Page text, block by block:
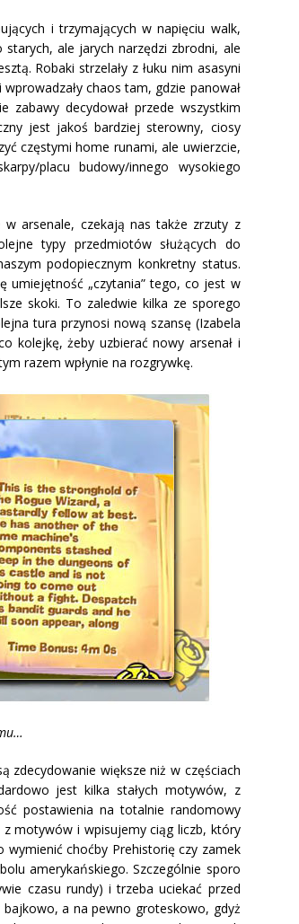
i trzymających w napięciu walk,
ale jarych narzędzi zbrodni, ale
Robaki strzelały z łuku nim asasyni
chaos tam, gdzie panował
decydował przede wszystkim
jest jakoś bardziej sterowny, ciosy
częstymi home runami, ale uwierzcie,
placu budowy/innego wysokiego
arsenale, czekają nas także zrzuty z
typy przedmiotów służących do
podopiecznym konkretny status.
umiejętność „czytania” tego, co jest w
skoki. To zaledwie kilka ze sporego
tura przynosi nową szansę (Izabela
kolejkę, żeby uzbierać nowy arsenał i
razem wpłynie na rozgrywkę.
zdecydowanie większe niż w częściach
jest kilka stałych motywów, z
postawienia na totalnie randomowy
motywów i wpisujemy ciąg liczb, który
choćby Prehistorię czy zamek
amerykańskiego. Szczególnie sporo
czasu rundy) i trzeba uciekać przed
a na pewno groteskowo, gdyż